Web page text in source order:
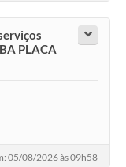
PLACA
05/08/2026 às 09h58